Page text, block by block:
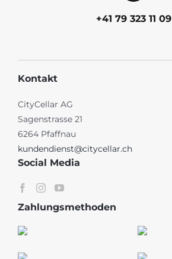
+41 79 323 11 09
Kontakt
CityCellar AG
Sagenstrasse 21
6264 Pfaffnau
kundendienst@citycellar.ch
Social Media
Zahlungsmethoden